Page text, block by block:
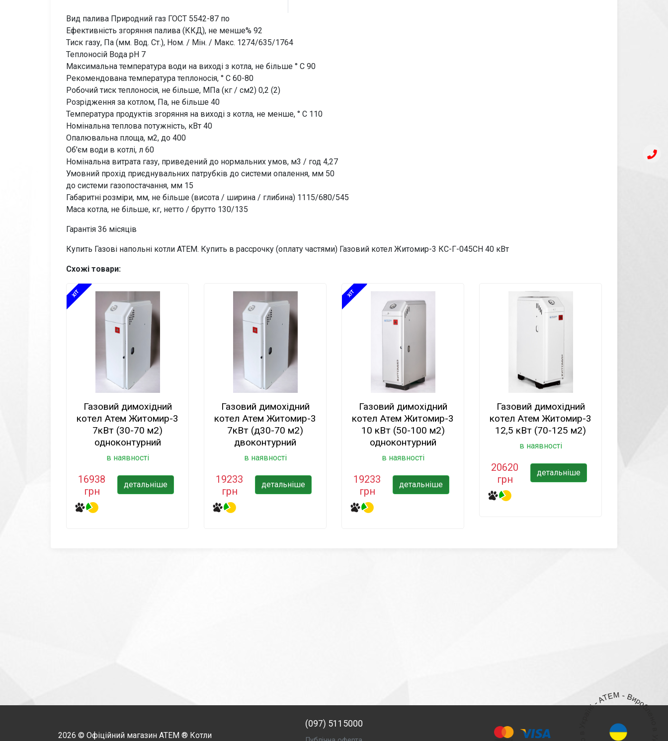
Вид палива Природний газ ГОСТ 5542-87 по
Ефективність згоряння палива (ККД), не менше% 92
Тиск газу, Па (мм. Вод. Ст.), Ном. / Мін. / Макс. 1274/635/1764
Теплоносій Вода рН 7
Максимальна температура води на виході з котла, не більше ° С 90
Рекомендована температура теплоносія, ° С 60-80
Робочий тиск теплоносія, не більше, МПа (кг / см2) 0,2 (2)
Розрідження за котлом, Па, не більше 40
Температура продуктів згоряння на виході з котла, не менше, ° С 110
Номінальна теплова потужність, кВт 40
Опалювальна площа, м2, до 400
Об'єм води в котлі, л 60
Номінальна витрата газу, приведений до нормальних умов, м3 / год 4,27
Умовний прохід приєднувальних патрубків до системи опалення, мм 50
до системи газопостачання, мм 15
Габаритні розміри, мм, не більше (висота / ширина / глибина) 1115/680/545
Маса котла, не більше, кг, нетто / брутто 130/135
Гарантія 36 місяців
Купить Газові напольні котли АТЕМ. Купить в рассрочку (оплату частями) Газовий котел Житомир-3 КС-Г-045СН 40 кВт
Схожі товари:
XIT
Газовий димохідний
котел Атем Житомир-3
7кВт (30-70 м2)
одноконтурний
в наявності
16938
грн
детальніше
Газовий димохідний
котел Атем Житомир-3
7кВт (д30-70 м2)
двоконтурний
в наявності
19233
грн
детальніше
XIT
Газовий димохідний
котел Атем Житомир-3
10 кВт (50-100 м2)
одноконтурний
в наявності
19233
грн
детальніше
Газовий димохідний
котел Атем Житомир-3
12,5 кВт (70-125 м2)
в наявності
20620
грн
детальніше
2026 © Офіційний магазин АТЕМ ® Котли
(097) 5115000